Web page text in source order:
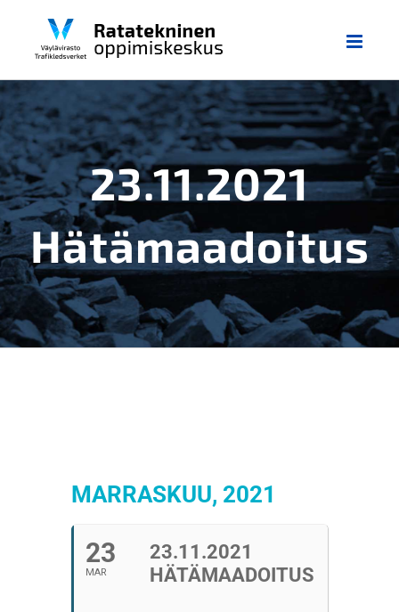
23.11.2021
Hätämaadoitus
MARRASKUU, 2021
23
MAR
23.11.2021
HÄTÄMAADOITUS